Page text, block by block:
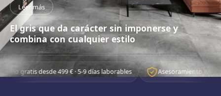
desde el gris claro y perla más luminoso hasta el antracita
más contundente, en efecto cemento, piedra, mármol y
madera. Fabricado en España.
Leer más
El gris que da carácter sin imponerse y
combina con cualquier estilo
499 € · 5-9 días laborables Asesoramiento experto personalizado